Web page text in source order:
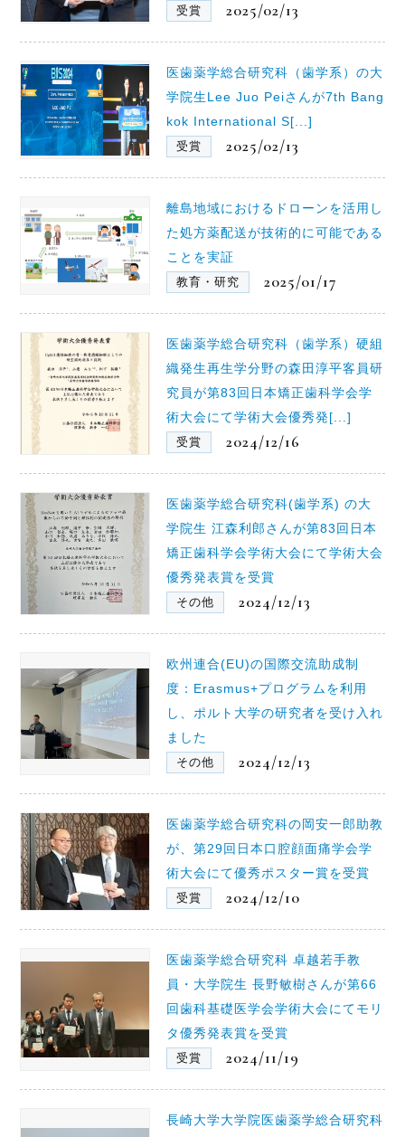
受賞
2025/02/13
医歯薬学総合研究科（歯学系）の大
学院生Lee Juo Peiさんが7th Bang
kok International S[...]
受賞
2025/02/13
離島地域におけるドローンを活用し
た処方薬配送が技術的に可能である
ことを実証
教育・研究
2025/01/17
医歯薬学総合研究科（歯学系）硬組
織発生再生学分野の森田淳平客員研
究員が第83回日本矯正歯科学会学
術大会にて学術大会優秀発[...]
受賞
2024/12/16
医歯薬学総合研究科(歯学系) の大
学院生 江森利郎さんが第83回日本
矯正歯科学会学術大会にて学術大会
優秀発表賞を受賞
その他
2024/12/13
欧州連合(EU)の国際交流助成制
度：Erasmus+プログラムを利用
し、ポルト大学の研究者を受け入れ
ました
その他
2024/12/13
医歯薬学総合研究科の岡安一郎助教
が、第29回日本口腔顔面痛学会学
術大会にて優秀ポスター賞を受賞
受賞
2024/12/10
医歯薬学総合研究科 卓越若手教
員・大学院生 長野敏樹さんが第66
回歯科基礎医学会学術大会にてモリ
タ優秀発表賞を受賞
受賞
2024/11/19
長崎大学大学院医歯薬学総合研究科